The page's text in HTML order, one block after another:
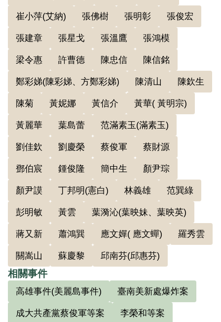
崔小萍(艾納) 張佛樹 張明彰 張俊宏
張建章 張星戈 張溫鷹 張鴻模
梁令惠 許曹德 陳忠信 陳信銘
鄭彩娣(陳彩娣、方鄭彩娣) 陳清山 陳欽生
陳菊 黃妮娜 黃信介 黃華( 黃明宗)
黃麗華 葉島蕾 范滿素玉(滿素玉)
劉佳欽 劉慶榮 蔡俊軍 蔡財源
鄧伯宸 鍾俊隆 簡中生 顏尹琮
顏尹謨 丁邦明(憲白) 林義雄 范巽綠
彭明敏 黃雲 葉漪沁(葉映妹、葉映英)
蔣又新 蕭鴻巽 應文嬋( 應文蟬) 羅秀雲
關嵩山 蘇慶黎 邱南芬(邱惠芬)
相關事件
高雄事件(美麗島事件) 臺南美新處爆炸案
成大共產黨蔡俊軍等案 李榮和等案